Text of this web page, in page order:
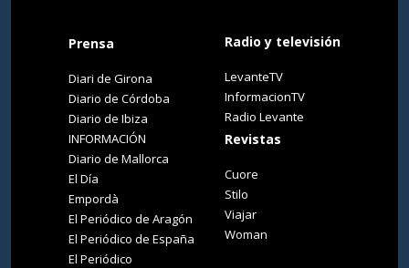
Prensa
Diari de Girona
Diario de Córdoba
Diario de Ibiza
INFORMACIÓN
Diario de Mallorca
El Día
Empordà
El Periódico de Aragón
El Periódico de España
El Periódico
Radio y televisión
LevanteTV
InformacionTV
Radio Levante
Revistas
Cuore
Stilo
Viajar
Woman